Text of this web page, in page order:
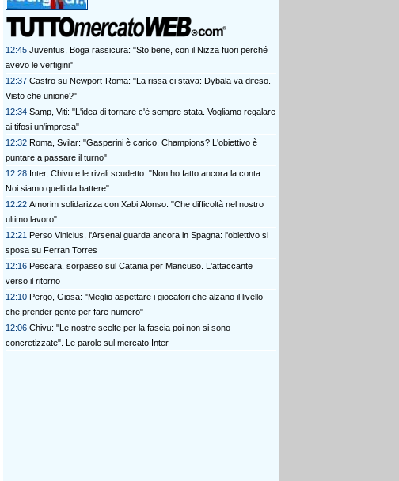
12:45 Juventus, Boga rassicura: "Sto bene, con il Nizza fuori perché
avevo le vertigini"
12:37 Castro su Newport-Roma: "La rissa ci stava: Dybala va difeso.
Visto che unione?"
12:34 Samp, Viti: "L'idea di tornare c'è sempre stata. Vogliamo regalare
ai tifosi un'impresa"
12:32 Roma, Svilar: "Gasperini è carico. Champions? L'obiettivo è
puntare a passare il turno"
12:28 Inter, Chivu e le rivali scudetto: "Non ho fatto ancora la conta.
Noi siamo quelli da battere"
12:22 Amorim solidarizza con Xabi Alonso: "Che difficoltà nel nostro
ultimo lavoro"
12:21 Perso Vinicius, l'Arsenal guarda ancora in Spagna: l'obiettivo si
sposa su Ferran Torres
12:16 Pescara, sorpasso sul Catania per Mancuso. L'attaccante
verso il ritorno
12:10 Pergo, Giosa: "Meglio aspettare i giocatori che alzano il livello
che prender gente per fare numero"
12:06 Chivu: "Le nostre scelte per la fascia poi non si sono
concretizzate". Le parole sul mercato Inter